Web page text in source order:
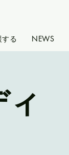
する NEWS